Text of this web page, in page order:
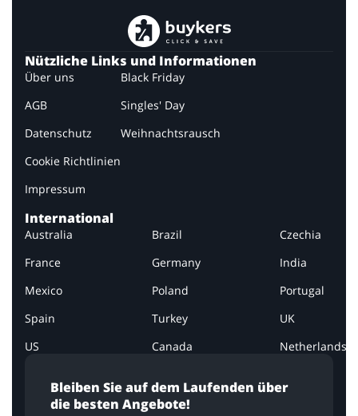
Bleiben Sie auf dem Laufenden über
die besten Angebote!
Nützliche Links und Informationen
Über uns
AGB
Datenschutz
Cookie Richtlinien
Impressum
Black Friday
Singles' Day
Weihnachtsrausch
International
Australia Brazil
Czechia
France
Germany
India
Mexico
Poland
Portugal
Spain
Turkey
UK
US
Canada Netherlands